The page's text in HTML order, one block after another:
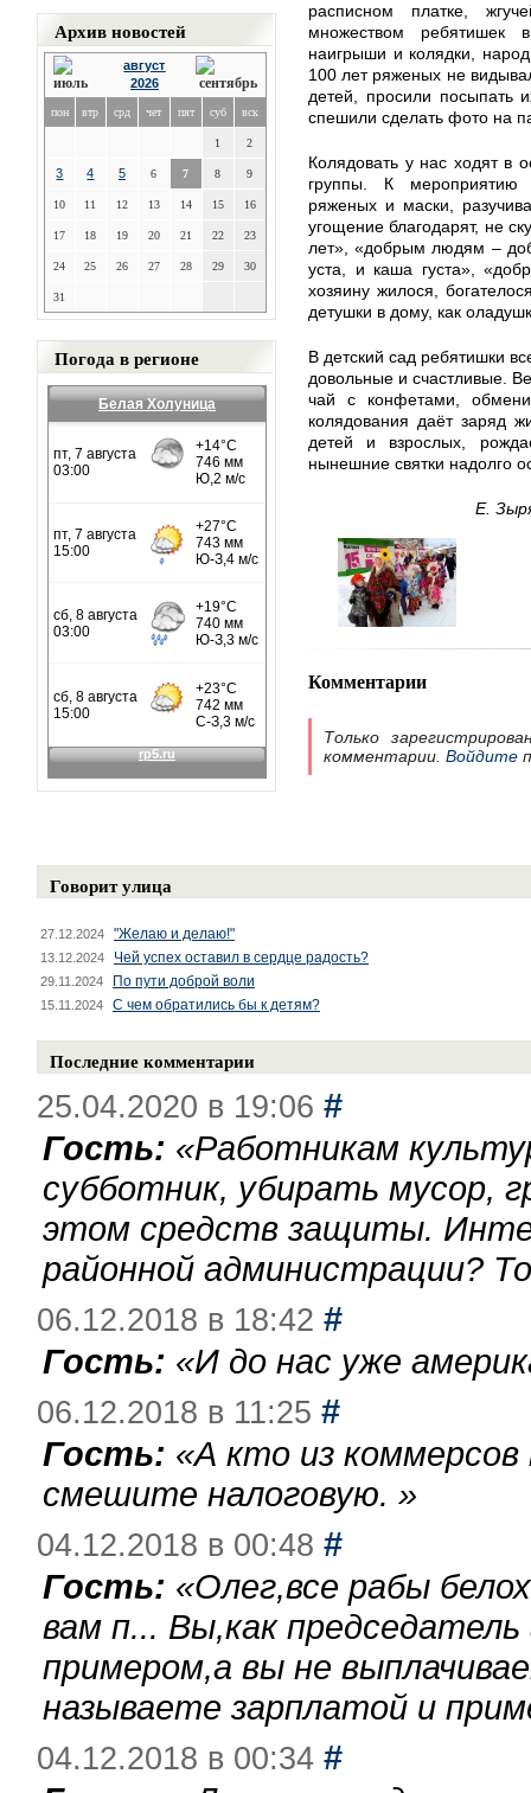
Архив новостей
август
2026
пон втр срд чет пят суб вск
1 2
3 4 5 6 7 8 9
10 11 12 13 14 15 16
17 18 19 20 21 22 23
24 25 26 27 28 29 30
31
Погода в регионе
Белая Холуница
расписном платке,
множеством ребятишек
наигрыши и колядки,
100 лет ряженых не
детей, просили посыпать
спешили сделать фото на
Колядовать у нас ходят в
группы. К мероприятию
ряженых и маски,
угощение благодарят, не
лет», «добрым людям –
уста, и каша густа»,
хозяину жилося,
детушки в дому, как
В детский сад ребятишки
довольные и счастливые.
чай с конфетами,
колядования даёт заряд
детей и взрослых,
нынешние святки надолго
Е.
Комментарии
Только
комментарии. Войдите
Говорит улица
27.12.2024 "Желаю и делаю!"
13.12.2024 Чей успех оставил в сердце радость?
29.11.2024 По пути доброй воли
15.11.2024 С чем обратились бы к детям?
Последние комментарии
25.04.2020 в 19:06 #
Гость: «Работникам
субботник, убирать мусор,
этом средств защиты.
районной администрации?
06.12.2018 в 18:42 #
Гость: «И до нас уже
06.12.2018 в 11:25 #
Гость: «А кто из
смешите налоговую. »
04.12.2018 в 00:48 #
Гость: «Олег,все рабы
вам п... Вы,как
примером,а вы не
называете зарплатой и
04.12.2018 в 00:34 #